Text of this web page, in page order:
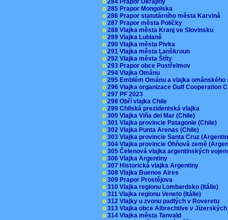
o 285 Prapor Mongolska
o 286 Prapor statutárního města Karviná
o 287 Prapor města Poličky
o 288 Vlajka města Kranj ve Slovinsku
o 289 Vlajka Lublaně
o 290 Vlajka města Pivka
o 291 Vlajka města Lanškroun
o 292 Vlajka města Štíty
o 293 Prapor obce Postřelmov
o 294 Vlajka Ománu
o 295 Emblém Ománu a vlajka
o 296 Vlajka organizace Gulf Cooperation
o 297 PF 2023
o 298 Obří vlajka Chile
o 299 Chilská prezidentská vlajka
o 300 Vlajka Viňa del Mar (Chile)
o 301 Vlajka provincie Patagonie (Chile)
o 302 Vlajka Punta Arenas (Chile)
o 303 Vlajka provincie Santa Cruz
o 304 Vlajka provincie Ohňová země
o 305 Čelenová vlajka argentinských
o 306 Vlajka Argentiny
o 307 Historická vlajka Argentiny
o 308 Vlajka Buenos Aires
o 309 Prapor Prostějova
o 310 Vlajka regionu Lombardsko (Itálie)
o 311 Vlajka regionu Veneto (Itálie)
o 312 Vlajky u zvonu padlých v Roveretu
o 313 Vlajka obce Albrechtive v
o 314 Vlajka města Tanvald